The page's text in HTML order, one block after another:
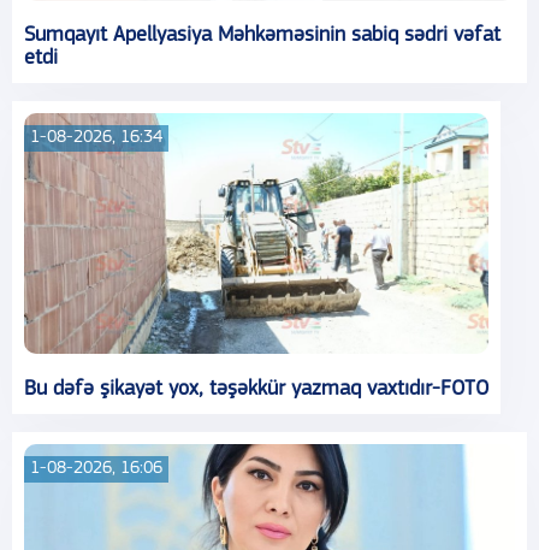
Sumqayıt Apellyasiya Məhkəməsinin sabiq sədri vəfat
etdi
1-08-2026, 16:34
Bu dəfə şikayət yox, təşəkkür yazmaq vaxtıdır-FOTO
1-08-2026, 16:06